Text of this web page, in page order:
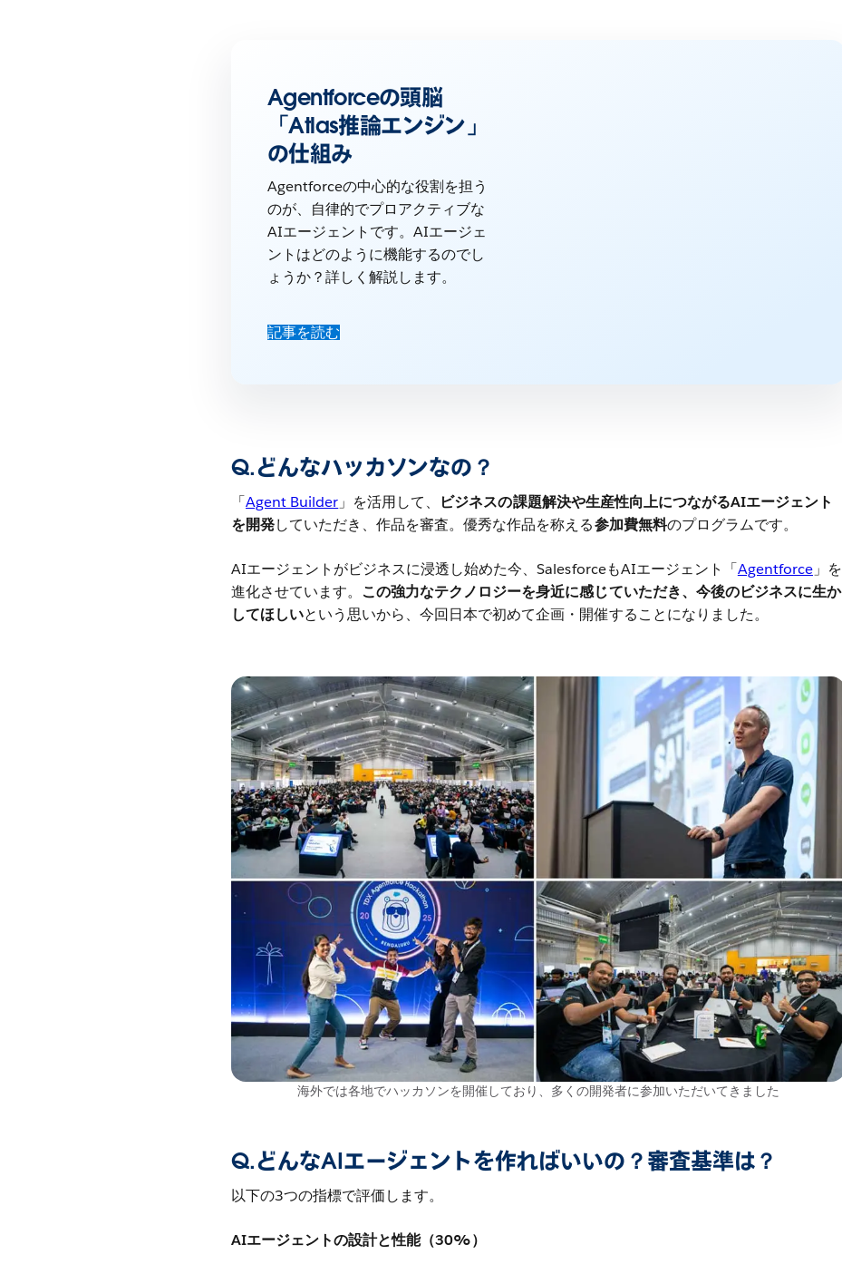
Agentforceの頭脳
「Atlas推論エンジン」
の仕組み
Agentforceの中心的な役割を担う
のが、自律的でプロアクティブな
AIエージェントです。AIエージェ
ントはどのように機能するのでし
ょうか？詳しく解説します。
記事を読む
Q.どんなハッカソンなの？
「Agent Builder 」を活用して、
ビジネスの課題解決や生産性向上につながるAIエージェント
を開発していただき、作品を審査。優秀な作品を称える参加費無料のプログラムです。
AIエージェントがビジネスに浸透し始めた今、SalesforceもAIエージェント「Agentforce 」を
進化させています。 この強力なテクノロジーを身近に感じていただき、今後のビジネスに生か
してほしいという思いから、今回日本で初めて企画・開催することになりました。
海外では各地でハッカソンを開催しており、多くの開発者に参加いただいてきました
Q.どんなAIエージェントを作ればいいの？審査基準は？
以下の3つの指標で評価します。
AIエージェントの設計と性能（30%）